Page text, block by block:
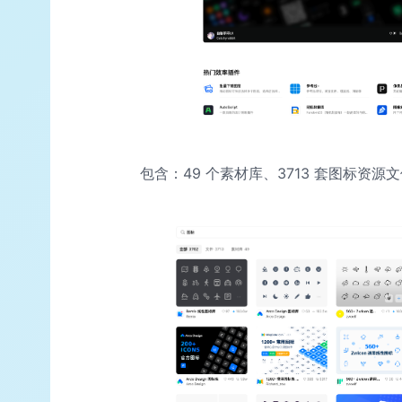
包含：49 个素材库、3713 套图标资源